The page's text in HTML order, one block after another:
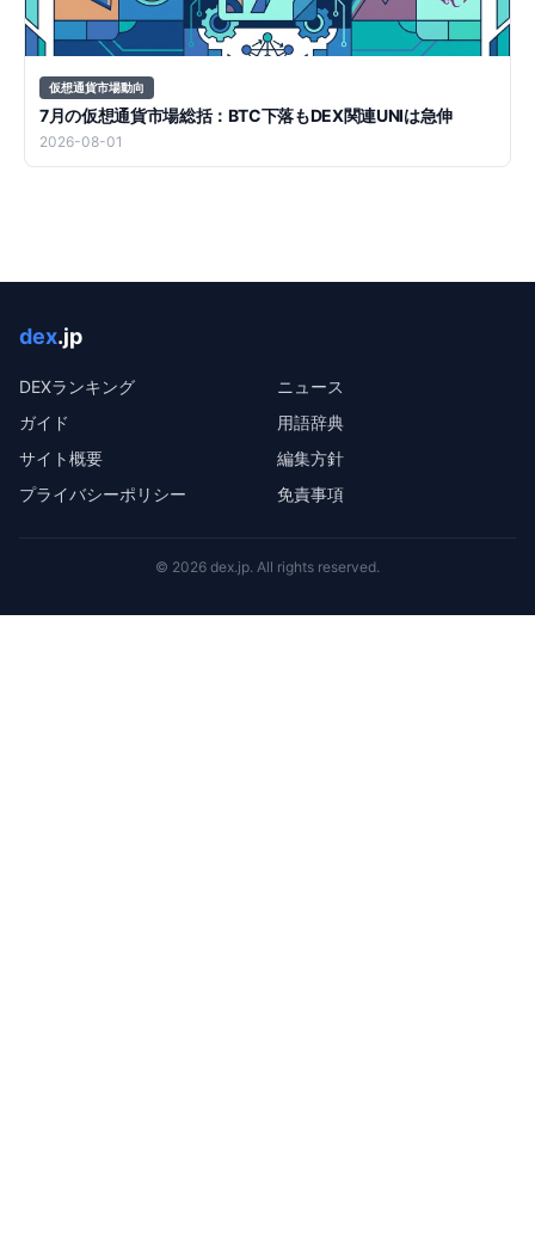
仮想通貨市場動向
7月の仮想通貨市場総括：BTC下落もDEX関連UNIは急伸
2026-08-01
dex.jp
DEXランキング
ニュース
ガイド
用語辞典
サイト概要
編集方針
プライバシーポリシー
免責事項
© 2026 dex.jp. All rights reserved.